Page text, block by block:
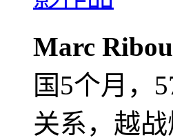
Marc
国5个月，
关系，越